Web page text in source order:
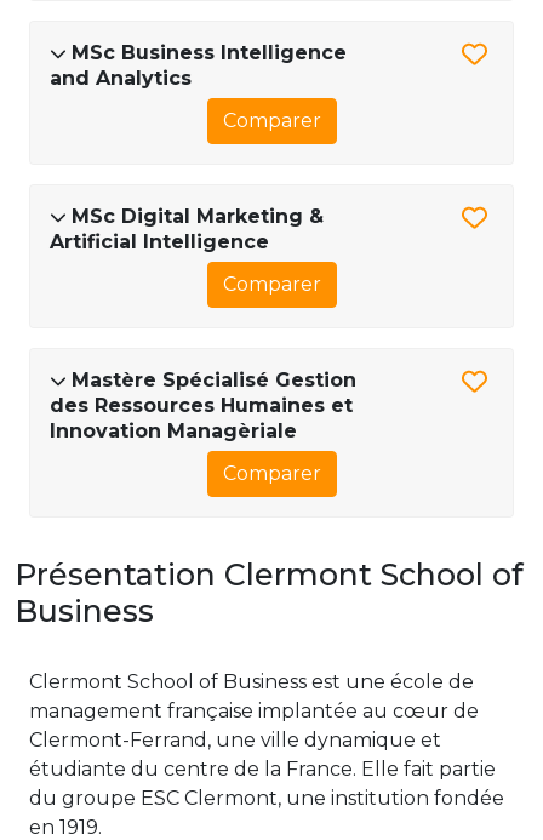
MSc Business Intelligence
and Analytics
Comparer
MSc Digital Marketing &
Artificial Intelligence
Comparer
Mastère Spécialisé Gestion
des Ressources Humaines et
Innovation Managèriale
Comparer
Présentation Clermont School of
Business
Clermont School of Business est une école de
management française implantée au cœur de
Clermont-Ferrand, une ville dynamique et
étudiante du centre de la France. Elle fait partie
du groupe ESC Clermont, une institution fondée
en 1919.